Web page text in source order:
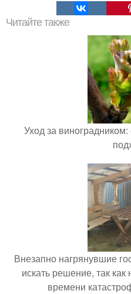
Читайте также
Уход за
Внезапно нагрянувшие
искать решение, так
времени